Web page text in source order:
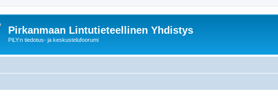
Pirkanmaan Lintutieteellinen Yhdistys
PiLY:n tiedotus- ja keskustelufoorumi